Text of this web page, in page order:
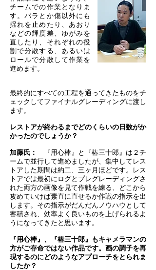
チームでの作業となりま
す。パラとか傷以外にも
揺れを止めたり、あおり
などの輝度差、ゆがみを
直したり、それぞれの役
割で分散する、あるいは
ロールで分散して作業を
進めます。
最終的にすべての工程を通ってきたものをチ
ェックしてファイナルグレーディングに渡し
ます。
レストアが終わるまでどのくらいの日数がか
かったのでしょうか？
加藤氏：
『用心棒』と『椿三十郎』は２チ
ームで並行して進めましたが、集中してレス
トアした期間は約二、三ヶ月ほどです。レス
トアでは最初にログとプレグレーディングさ
れた両方の画像を見て作戦を練る、どこから
攻めていけば素直に直せるか作戦の指示を出
します。その指示がだんだんノウハウとして
蓄積され、効率よく良いものを上げられるよ
うになってきたと思います。
『用心棒』、『椿三十郎』もキャメラマンの
方がご存命ではない作品です。画の調子を再
現するのにどのようなアプローチをとられま
したか？